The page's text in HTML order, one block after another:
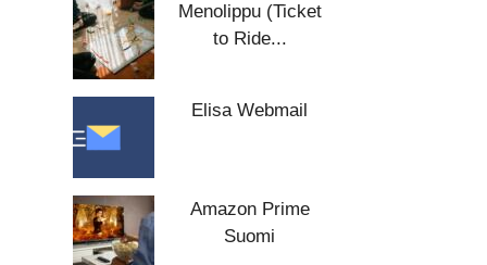
Menolippu (Ticket
to Ride...
Elisa Webmail
Amazon Prime
Suomi